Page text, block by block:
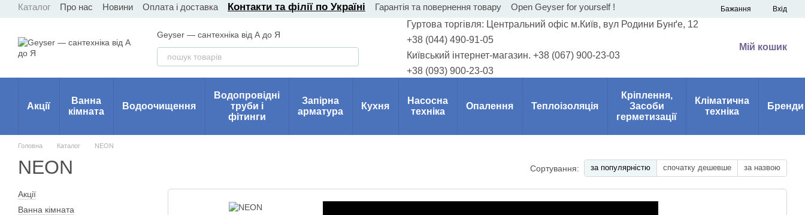
Перейти до основного контенту
Каталог Про нас Новини Оплата і доставка Контакти та філії по Україні Гарантія та повернення товару Open Geyser for yourself ! Бажання Вхід
Geyser — сантехніка від А до Я
Гуртова торгівля: Центральний офіс м.Київ, вул Родини Бунґе, 12
+38 (044) 490-91-05
Київський інтернет-магазин. +38 (067) 900-23-03
+38 (093) 900-23-03
Мій кошик
Акції
Ванна
кімната
Водоочищення
Водопровідні
труби і
фітинги
Запірна
арматура
Кухня
Насосна
техніка
Опалення Теплоізоляція
Кріплення,
Засоби
герметизації
Кліматична
техніка
Бренди
Головна Каталог NEON
NEON Сортування: за популярністю спочатку дешевше за назвою
Акції
Ванна кімната